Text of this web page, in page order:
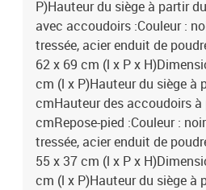
P)Hauteur du siège à partir
avec accoudoirs :Couleur :
tressée, acier enduit de
62 x 69 cm (l x P x
cm (l x P)Hauteur du siège à
cmHauteur des accoudoirs à
cmRepose-pied :Couleur :
tressée, acier enduit de
55 x 37 cm (l x P x
cm (l x P)Hauteur du siège à